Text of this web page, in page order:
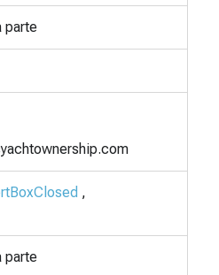
parte
,
parte